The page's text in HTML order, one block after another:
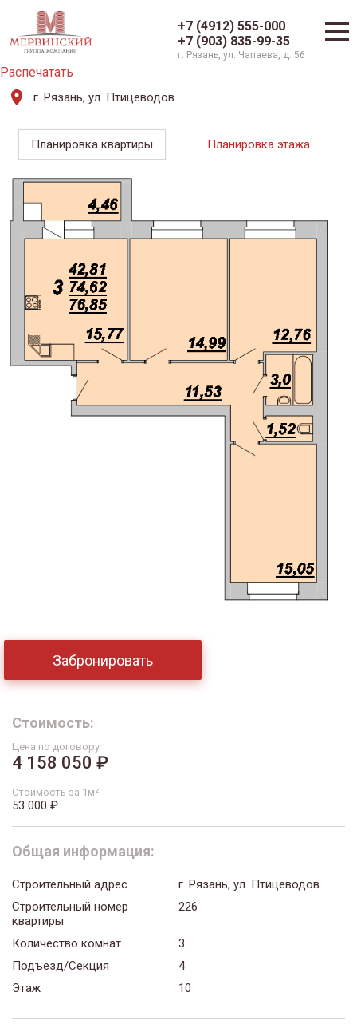
+7 (4912) 555-000
+7 (903) 835-99-35
г. Рязань, ул. Чапаева, д. 56
Распечатать
г. Рязань, ул. Птицеводов
Планировка квартиры Планировка этажа
Забронировать
Стоимость:
Цена по договору
4 158 050 ₽
Стоимость за 1м²
53 000 ₽
Общая информация:
Строительный адрес
г. Рязань, ул. Птицеводов
Строительный номер
квартиры
226
Количество комнат
3
Подъезд/Секция
4
Этаж
10